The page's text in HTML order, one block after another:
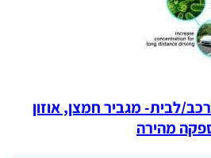
לבית- מגביר חמצן, אוזון
מהירה